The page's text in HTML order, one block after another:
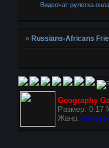
Видеочат рулетка
» Russians-Africans
Geography
Размер: 0.17
Жанр: